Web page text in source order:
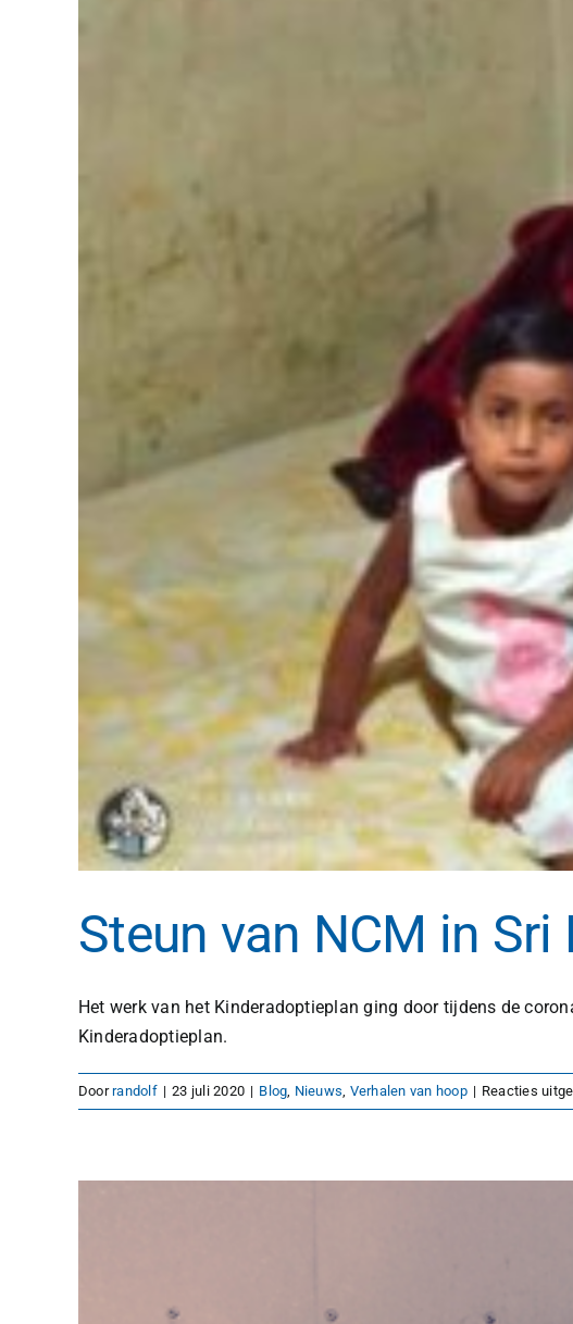
Steun van NCM in Sri
Het werk van het Kinderadoptieplan ging door tijdens de
Kinderadoptieplan.
Doorrandolf | 23 juli 2020 | Blog Nieuws Verhalen van hoop | Reacties